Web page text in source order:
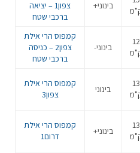
בינוני+
צפון1 – יציאה
ברכבי שטח
12
בינוני-
קמפוס הרי אילת
צפון2 – כניסה
ברכבי שטח
13
בינוני
קמפוס הרי אילת
צפון3
13
בינוני+
קמפוס הרי אילת
דרום1